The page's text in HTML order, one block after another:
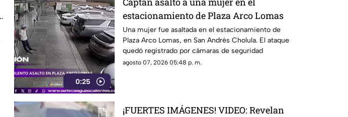
0:25
estacionamiento de Plaza Arco Lomas
Una mujer fue asaltada en el estacionamiento de
Plaza Arco Lomas, en San Andrés Cholula. El ataque
quedó registrado por cámaras de seguridad
agosto 07, 2026 05:48 p. m.
¡FUERTES IMÁGENES! VIDEO: Revelan